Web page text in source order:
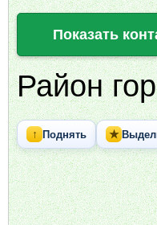
Показать
Район
↑ Поднять ★